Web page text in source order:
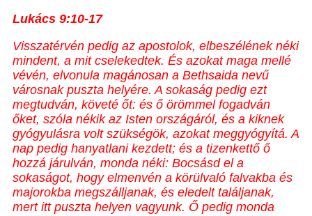
Lukács 9:10-17
Visszatérvén pedig az apostolok, elbeszélének néki
mindent, a mit cselekedtek. És azokat maga mellé
vévén, elvonula magánosan a Bethsaida nevű
városnak puszta helyére. A sokaság pedig ezt
megtudván, követé őt: és ő örömmel fogadván
őket, szóla nékik az Isten országáról, és a kiknek
gyógyulásra volt szükségök, azokat meggyógyítá. A
nap pedig hanyatlani kezdett; és a tizenkettő ő
hozzá járulván, monda néki: Bocsásd el a
sokaságot, hogy elmenvén a körülvaló falvakba és
majorokba megszálljanak, és eledelt találjanak,
mert itt puszta helyen vagyunk. Ő pedig monda